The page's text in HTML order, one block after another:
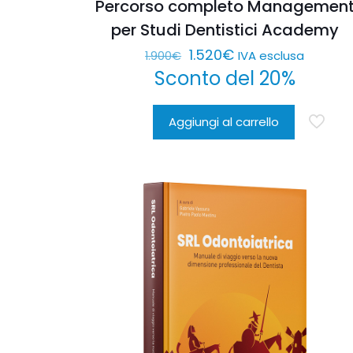
Percorso completo Management
per Studi Dentistici Academy
1.900€ Il
prezzo
era:
1.900€.
1.520€Il
prezzo
è:
1.520€.
IVA esclusa
Sconto del 20%
Aggiungi al carrello